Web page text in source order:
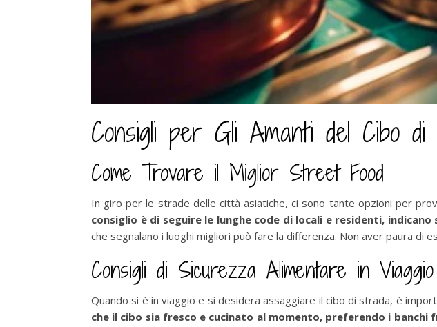
Consigli per Gli Amanti del Cibo di
Come Trovare il Miglior Street Food
In giro per le strade delle città asiatiche, ci sono tante opzioni per
consiglio è di seguire le lunghe code di locali e residenti,
che segnalano i luoghi migliori può fare la differenza. Non aver paura
Consigli di Sicurezza Alimentare in Viaggio
Quando si è in viaggio e si desidera assaggiare il cibo di strada, è
che il cibo sia fresco e cucinato al momento, preferendo i